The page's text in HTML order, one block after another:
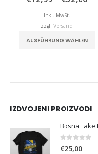
Inkl. MwSt.
zzgl. Versand
AUSFÜHRUNG WÄHLEN
IZDVOJENI PROIZVODI
Bosna Take
0 von 5
€25,00